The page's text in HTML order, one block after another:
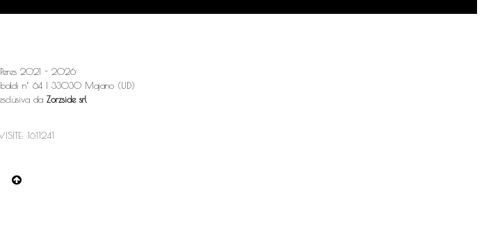
2021 - 2026
n° 64 | 33030 Majano (UD)
da Zorzside srl
1611241